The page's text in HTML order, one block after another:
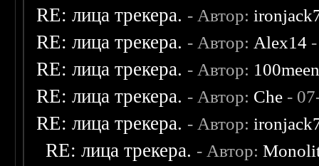
RE: лица трекера. - Автор:
RE: лица трекера. - Автор: Alex14
RE: лица трекера. - Автор:
RE: лица трекера. - Автор: Che -
RE: лица трекера. - Автор:
RE: лица трекера. - Автор: